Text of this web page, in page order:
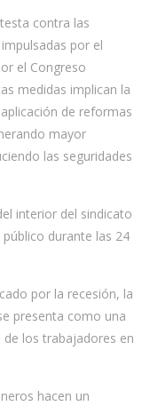
contra las
por el
el Congreso
medidas implican la
de reformas
mayor
las seguridades
interior del sindicato
durante las 24
por la recesión, la
presenta como una
los trabajadores en
hacen un